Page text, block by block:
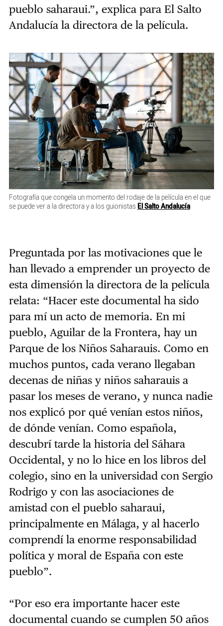
pueblo saharaui.”, explica para El Salto
Andalucía la directora de la película.
Fotografía que congela un momento del rodaje de la película en el que
se puede ver a la directora y a los guionistas El Salto Andalucía
Preguntada por las motivaciones que le
han llevado a emprender un proyecto de
esta dimensión la directora de la película
relata: “Hacer este documental ha sido
para mí un acto de memoria. En mi
pueblo, Aguilar de la Frontera, hay un
Parque de los Niños Saharauis. Como en
muchos puntos, cada verano llegaban
decenas de niñas y niños saharauis a
pasar los meses de verano, y nunca nadie
nos explicó por qué venían estos niños,
de dónde venían. Como española,
descubrí tarde la historia del Sáhara
Occidental, y no lo hice en los libros del
colegio, sino en la universidad con Sergio
Rodrigo y con las asociaciones de
amistad con el pueblo saharaui,
principalmente en Málaga, y al hacerlo
comprendí la enorme responsabilidad
política y moral de España con este
pueblo”.
“Por eso era importante hacer este
documental cuando se cumplen 50 años